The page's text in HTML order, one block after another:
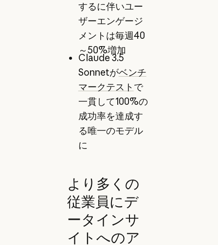
するに伴いユー
ザーエンゲージ
メントは毎週40
～50%増加
Claude 3.5
Sonnetがベンチ
マークテスト で
一貫して100%の
成功率を達成す
る唯一のモデル
に
より多くの
従業員にデ
ータインサ
イトへのア